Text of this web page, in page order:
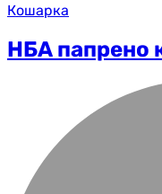
Кошарка
НБА папрено